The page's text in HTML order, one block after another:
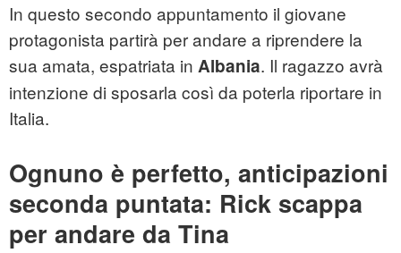
In questo secondo appuntamento il giovane
protagonista partirà per andare a riprendere la
sua amata, espatriata in Albania. Il ragazzo avrà
intenzione di sposarla così da poterla riportare in
Italia.
Ognuno è perfetto, anticipazioni
seconda puntata: Rick scappa
per andare da Tina